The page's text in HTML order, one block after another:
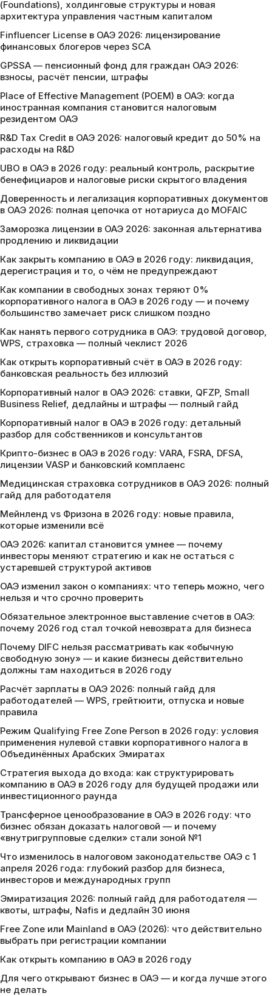
(Foundations), холдинговые структуры и новая
архитектура управления частным капиталом
Finfluencer License в ОАЭ 2026: лицензирование
финансовых блогеров через SCA
GPSSA — пенсионный фонд для граждан ОАЭ 2026:
взносы, расчёт пенсии, штрафы
Place of Effective Management (POEM) в ОАЭ: когда
иностранная компания становится налоговым
резидентом ОАЭ
R&D Tax Credit в ОАЭ 2026: налоговый кредит до 50% на
расходы на R&D
UBO в ОАЭ в 2026 году: реальный контроль, раскрытие
бенефициаров и налоговые риски скрытого владения
Доверенность и легализация корпоративных документов
в ОАЭ 2026: полная цепочка от нотариуса до MOFAIC
Заморозка лицензии в ОАЭ 2026: законная альтернатива
продлению и ликвидации
Как закрыть компанию в ОАЭ в 2026 году: ликвидация,
дерегистрация и то, о чём не предупреждают
Как компании в свободных зонах теряют 0%
корпоративного налога в ОАЭ в 2026 году — и почему
большинство замечает риск слишком поздно
Как нанять первого сотрудника в ОАЭ: трудовой договор,
WPS, страховка — полный чеклист 2026
Как открыть корпоративный счёт в ОАЭ в 2026 году:
банковская реальность без иллюзий
Корпоративный налог в ОАЭ 2026: ставки, QFZP, Small
Business Relief, дедлайны и штрафы — полный гайд
Корпоративный налог в ОАЭ в 2026 году: детальный
разбор для собственников и консультантов
Крипто-бизнес в ОАЭ в 2026 году: VARA, FSRA, DFSA,
лицензии VASP и банковский комплаенс
Медицинская страховка сотрудников в ОАЭ 2026: полный
гайд для работодателя
Мейнленд vs Фризона в 2026 году: новые правила,
которые изменили всё
ОАЭ 2026: капитал становится умнее — почему
инвесторы меняют стратегию и как не остаться с
устаревшей структурой активов
ОАЭ изменил закон о компаниях: что теперь можно, чего
нельзя и что срочно проверить
Обязательное электронное выставление счетов в ОАЭ:
почему 2026 год стал точкой невозврата для бизнеса
Почему DIFC нельзя рассматривать как «обычную
свободную зону» — и какие бизнесы действительно
должны там находиться в 2026 году
Расчёт зарплаты в ОАЭ 2026: полный гайд для
работодателей — WPS, грейтюити, отпуска и новые
правила
Режим Qualifying Free Zone Person в 2026 году: условия
применения нулевой ставки корпоративного налога в
Объединённых Арабских Эмиратах
Стратегия выхода до входа: как структурировать
компанию в ОАЭ в 2026 году для будущей продажи или
инвестиционного раунда
Трансферное ценообразование в ОАЭ в 2026 году: что
бизнес обязан доказать налоговой — и почему
«внутригрупповые сделки» стали зоной №1
Что изменилось в налоговом законодательстве ОАЭ с 1
апреля 2026 года: глубокий разбор для бизнеса,
инвесторов и международных групп
Эмиратизация 2026: полный гайд для работодателя —
квоты, штрафы, Nafis и дедлайн 30 июня
Free Zone или Mainland в ОАЭ (2026): что действительно
выбрать при регистрации компании
Как открыть компанию в ОАЭ в 2026 году
Для чего открывают бизнес в ОАЭ — и когда лучше этого
не делать